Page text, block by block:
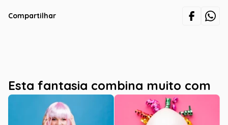
Compartilhar
Esta fantasia combina muito com